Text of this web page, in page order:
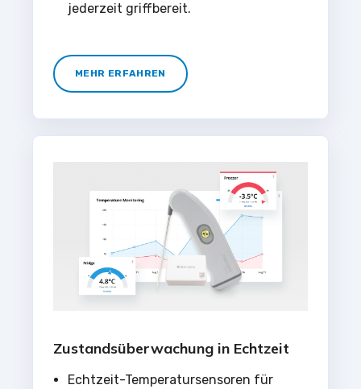
jederzeit griffbereit.
MEHR ERFAHREN
Zustandsüberwachung in Echtzeit
Echtzeit-Temperatursensoren für